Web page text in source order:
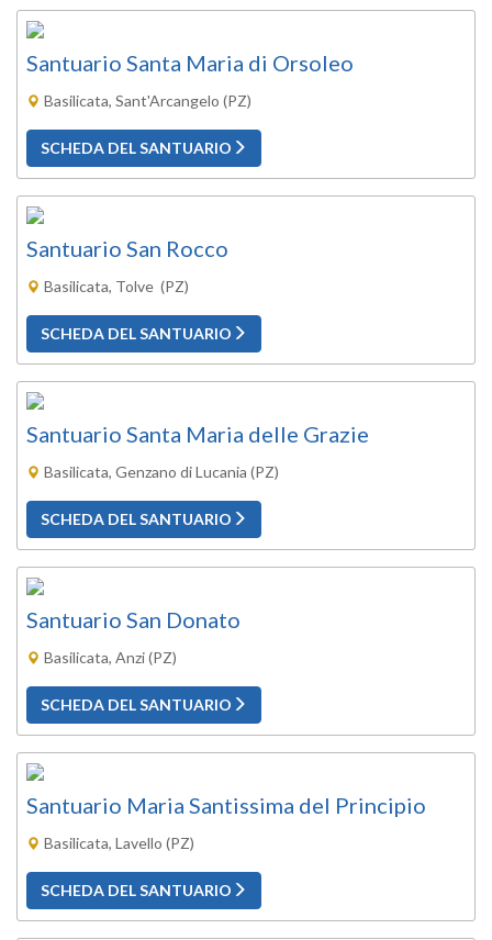
Santuario Santa Maria di Orsoleo
Basilicata, Sant'Arcangelo (PZ)
SCHEDA DEL SANTUARIO
Santuario San Rocco
Basilicata, Tolve (PZ)
SCHEDA DEL SANTUARIO
Santuario Santa Maria delle Grazie
Basilicata, Genzano di Lucania (PZ)
SCHEDA DEL SANTUARIO
Santuario San Donato
Basilicata, Anzi (PZ)
SCHEDA DEL SANTUARIO
Santuario Maria Santissima del Principio
Basilicata, Lavello (PZ)
SCHEDA DEL SANTUARIO